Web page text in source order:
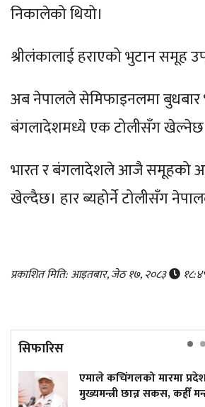
निकालेको थियो।
श्रीलंकालाई हराएको भुटान समूह
अब नेपालले सेमिफाइनलमा बुधबार
बंगलादेशमध्ये एक टोलीसँग
भारत र बंगलादेशले आजै समूहको
खेल्दैछ। हार ब्यहोर्ने टोलीसँग
प्रकाशित मिति: आइतबार, जेठ १७, २०८३
सिफारिस
एमाले कचिंगलको मारमा प्रदेश सरकारहरू–
मुख्यमन्त्री छान्न सकस, कहीँ मन्त्री!